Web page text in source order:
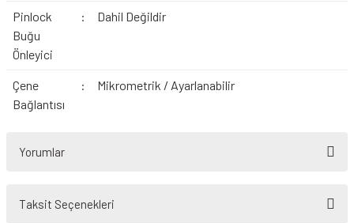
Pinlock
Buğu
Önleyici
: Dahil Değildir
Çene
Bağlantısı
: Mikrometrik / Ayarlanabilir
Yorumlar
Taksit Seçenekleri